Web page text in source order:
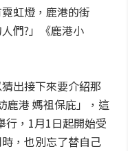
虹燈，鹿港的街
們?」《鹿港小
出接下來要介紹那
鹿港 媽祖保庇」，這
行，1月1日起開始受
，也別忘了替自己